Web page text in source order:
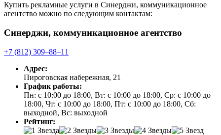
Купить рекламные услуги в Синерджи, коммуникационное
агентство можно по следующим контактам:
Синерджи, коммуникационное агентство
+7 (812) 309‒88‒11
Адрес:
Пироговская набережная, 21
График работы:
Пн: с 10:00 до 18:00, Вт: с 10:00 до 18:00, Ср: с 10:00 до
18:00, Чт: с 10:00 до 18:00, Пт: с 10:00 до 18:00, Сб:
выходной, Вс: выходной
Рейтинг: